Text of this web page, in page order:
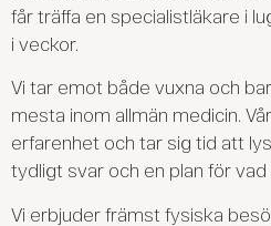
får träffa en specialistläkare i
i veckor.
Vi tar emot både vuxna och
mesta inom allmän medicin.
erfarenhet och tar sig tid att
tydligt svar och en plan för
Vi erbjuder främst fysiska